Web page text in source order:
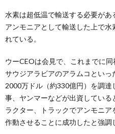
水素は超低温で輸送する必要が
アンモニアとして輸送した上で
れている。
ウーCEOは会見で、これまでに
サウジアラビアのアラムコとい
2000万ドル（約330億円）を調
事、ヤンマーなどが出資してい
ラクター、トラックでアンモニ
作動させることに成功したと強調